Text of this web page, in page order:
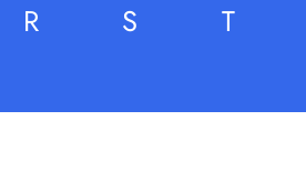
R S T